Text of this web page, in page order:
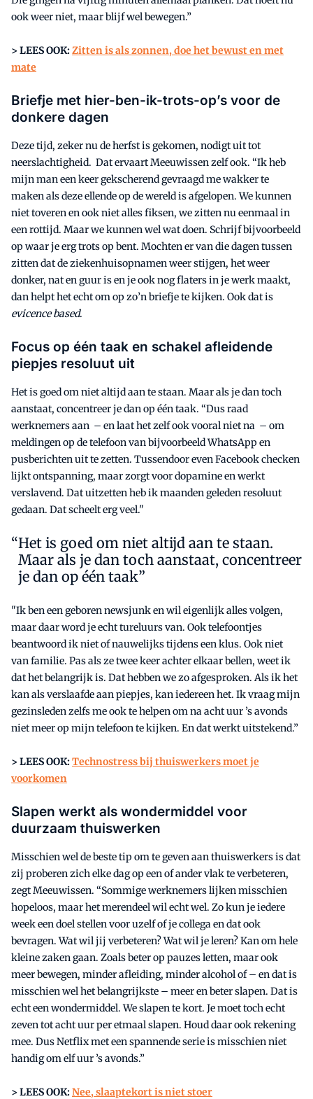
ook weer niet, maar blijf wel bewegen.”
> LEES OOK:Zitten is als zonnen, doe het bewust en met
mate
Briefje met hier-ben-ik-trots-op’s voor de
donkere dagen
Deze tijd, zeker nu de herfst is gekomen, nodigt uit tot
neerslachtigheid. Dat ervaart Meeuwissen zelf ook. “Ik heb
mijn man een keer gekscherend gevraagd me wakker te
maken als deze ellende op de wereld is afgelopen. We kunnen
niet toveren en ook niet alles fiksen, we zitten nu eenmaal in
een rottijd. Maar we kunnen wel wat doen. Schrijf bijvoorbeeld
op waar je erg trots op bent. Mochten er van die dagen tussen
zitten dat de ziekenhuisopnamen weer stijgen, het weer
donker, nat en guur is en je ook nog flaters in je werk maakt,
dan helpt het echt om op zo’n briefje te kijken. Ook dat is
evicence based.
Focus op één taak en schakel afleidende
piepjes resoluut uit
Het is goed om niet altijd aan te staan. Maar als je dan toch
aanstaat, concentreer je dan op één taak. “Dus raad
werknemers aan – en laat het zelf ook vooral niet na – om
meldingen op de telefoon van bijvoorbeeld WhatsApp en
pusberichten uit te zetten. Tussendoor even Facebook checken
lijkt ontspanning, maar zorgt voor dopamine en werkt
verslavend. Dat uitzetten heb ik maanden geleden resoluut
gedaan. Dat scheelt erg veel."
Het is goed om niet altijd aan te staan.
Maar als je dan toch aanstaat, concentreer
je dan op één taak”
"Ik ben een geboren newsjunk en wil eigenlijk alles volgen,
maar daar word je echt tureluurs van. Ook telefoontjes
beantwoord ik niet of nauwelijks tijdens een klus. Ook niet
van familie. Pas als ze twee keer achter elkaar bellen, weet ik
dat het belangrijk is. Dat hebben we zo afgesproken. Als ik het
kan als verslaafde aan piepjes, kan iedereen het. Ik vraag mijn
gezinsleden zelfs me ook te helpen om na acht uur ’s avonds
niet meer op mijn telefoon te kijken. En dat werkt uitstekend.”
> LEES OOK:Technostress bij thuiswerkers moet je
voorkomen
Slapen werkt als wondermiddel voor
duurzaam thuiswerken
Misschien wel de beste tip om te geven aan thuiswerkers is dat
zij proberen zich elke dag op een of ander vlak te verbeteren,
zegt Meeuwissen. “Sommige werknemers lijken misschien
hopeloos, maar het merendeel wil echt wel. Zo kun je iedere
week een doel stellen voor uzelf of je collega en dat ook
bevragen. Wat wil jij verbeteren? Wat wil je leren? Kan om hele
kleine zaken gaan. Zoals beter op pauzes letten, maar ook
meer bewegen, minder afleiding, minder alcohol of – en dat is
misschien wel het belangrijkste – meer en beter slapen. Dat is
echt een wondermiddel. We slapen te kort. Je moet toch echt
zeven tot acht uur per etmaal slapen. Houd daar ook rekening
mee. Dus Netflix met een spannende serie is misschien niet
handig om elf uur ’s avonds.”
> LEES OOK:Nee, slaaptekort is niet stoer